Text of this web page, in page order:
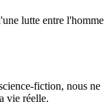
lutte entre l'homme
fiction, nous ne
vie réelle.